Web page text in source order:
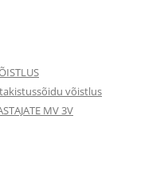
võistlus
MV 3V